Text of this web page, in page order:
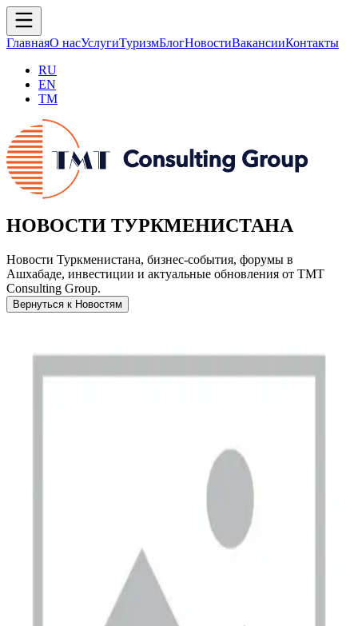
ГлавнаяО насУслугиТуризмБлогНовостиВакансииКонтакты
RU
EN
TM
НОВОСТИ ТУРКМЕНИСТАНА
Новости Туркменистана, бизнес-события, форумы в
Ашхабаде, инвестиции и актуальные обновления от TMT
Consulting Group.
Вернуться к Новостям